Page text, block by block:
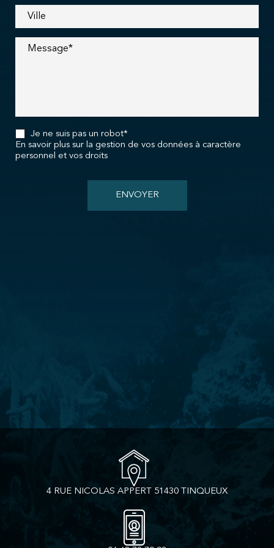
Ville
Message*
Je ne suis pas un robot*
En savoir plus sur la gestion de vos données à caractère
personnel et vos droits
ENVOYER
4 RUE NICOLAS APPERT 51430 TINQUEUX